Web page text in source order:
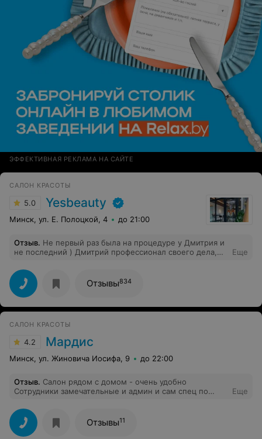
ЭФФЕКТИВНАЯ РЕКЛАМА НА САЙТЕ
САЛОН КРАСОТЫ
5.0 Yesbeauty
Минск, ул. Е. Полоцкой, 4 до 21:00
Отзыв. Не первый раз была на процедуре у Дмитрия и
не последний ) Дмитрий профессионал своего дела,
без излишего травматизма. Всё четко и качественно.
Всегда получаю грамотную консультацию по
домашнему уходу и ответы на все вопросы. Спасибо
Дмитрию и вашей студии! Очень приятно у вас всегда
бывать.
Еще
Отзывы834
САЛОН КРАСОТЫ
4.2 Мардис
Минск, ул. Жиновича Иосифа, 9 до 22:00
Отзыв. Салон рядом с домом - очень удобно
Сотрудники замечательные и админ и сам спец по
сложные в работе волосы- но мастер прекрасно
справился со сложным окрашиванием и я довольна
результатом Атмосфера приятная Процветания салону,
Еще
Отзывы11